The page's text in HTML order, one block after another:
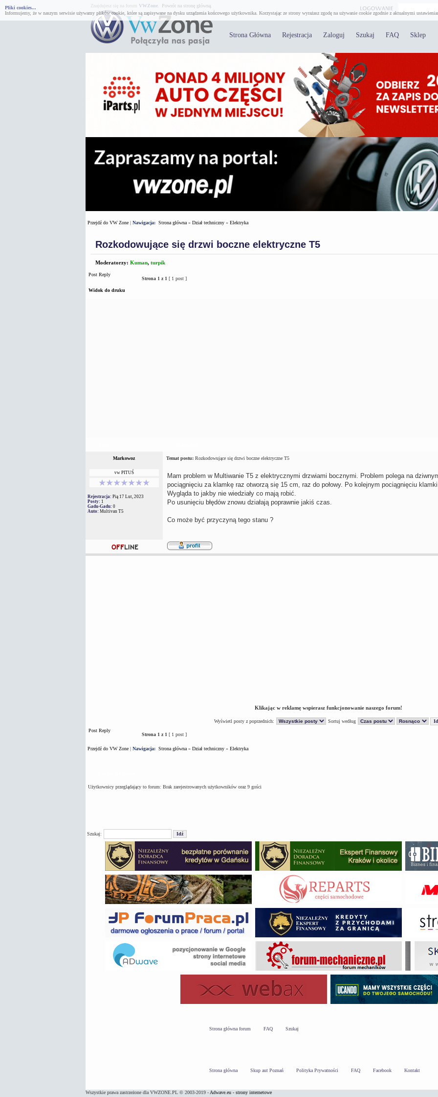
Pliki cookies...
Informujemy, że w naszym serwisie używamy plików cookie, które są zapisywane na dysku urządzenia końcowego użytkownika. Korzystając ze strony wyrażasz zgodę na używanie cookie zgodnie z aktualnymi
Znajdujesz się na forum VWZone. Powrót na stronę główną.
Strona Główna Rejestracja Zaloguj Szukaj FAQ Sklep
Przejdź do VW Zone| Nawigacja: Strona główna» Dział techniczny» Elektryka
Rozkodowujące się drzwi boczne elektryczne T5
Moderatorzy: Kuman, turpik
Post Reply
Strona 1 z 1 [ 1 post ]
Widok do druku
Markowoz Temat postu:Rozkodowujące się drzwi boczne elektryczne T5
vw PITUŚ
Rejestracja: Pią 17 Lut, 2023
Posty: 1
Gadu-Gadu: 0
Auto: Multivan T5
Mam problem w Multiwanie T5 z elektrycznymi drzwiami bocznymi. Problem polega na
pociągnięciu za klamkę raz otworzą się 15 cm, raz do połowy. Po kolejnym pociągnięciu
Wygląda to jakby nie wiedziały co mają robić.
Po usunięciu błędów znowu działają poprawnie jakiś czas.
Co może być przyczyną tego stanu ?
Klikając w reklamę wspierasz funkcjonowanie naszego forum!
Wyświetl posty z poprzednich:
Sortuj według
Post Reply
Strona 1 z 1 [ 1 post ]
Przejdź do VW Zone| Nawigacja: Strona główna» Dział techniczny» Elektryka
Użytkownicy przeglądający to forum: Brak zarejestrowanych użytkowników oraz 9 gości
Szukaj:
Strona główna forum FAQ Szukaj
Strona główna Skup aut Poznań Polityka Prywatności FAQ Facebook Kontakt
Wszystkie prawa zastrzeżone dla VWZONE.PL © 2003-2019 - Adwave.eu - strony internetowe